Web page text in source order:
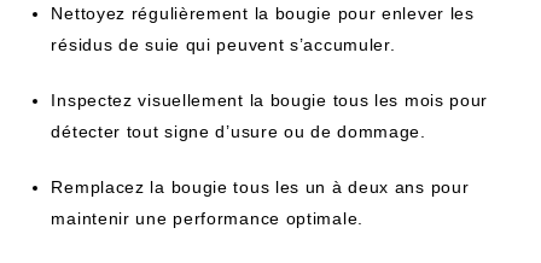
Nettoyez régulièrement la bougie pour enlever les
résidus de suie qui peuvent s’accumuler.
Inspectez visuellement la bougie tous les mois pour
détecter tout signe d’usure ou de dommage.
Remplacez la bougie tous les un à deux ans pour
maintenir une performance optimale.